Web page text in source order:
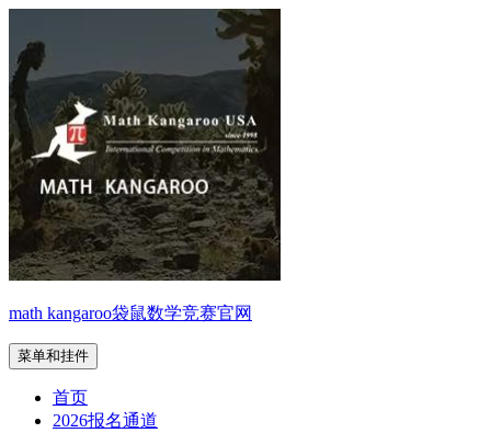
内
容
math kangaroo袋鼠数学竞赛官网
菜单和挂件
首页
2026报名通道